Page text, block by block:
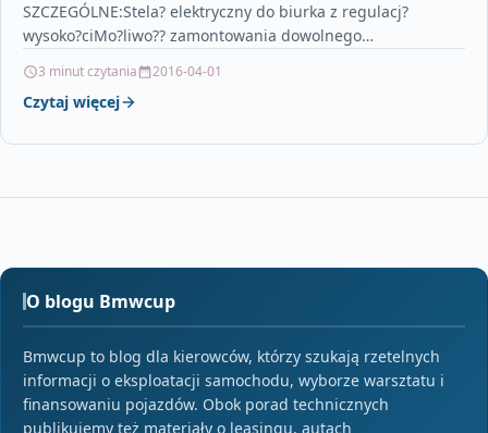
SZCZEGÓLNE:Stela? elektryczny do biurka z regulacj?
wysoko?ciMo?liwo?? zamontowania dowolnego
3 minut czytania 2016-04-01
Czytaj więcej
O blogu Bmwcup
Bmwcup to blog dla kierowców, którzy szukają rzetelnych
informacji o eksploatacji samochodu, wyborze warsztatu i
finansowaniu pojazdów. Obok porad technicznych
publikujemy też materiały o leasingu, autach